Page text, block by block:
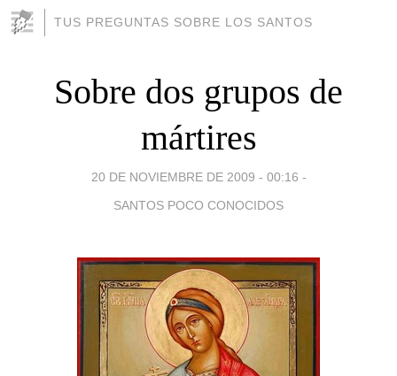
TUS PREGUNTAS SOBRE LOS SANTOS
Sobre dos grupos de
mártires
20 DE NOVIEMBRE DE 2009 - 00:16 -
SANTOS POCO CONOCIDOS